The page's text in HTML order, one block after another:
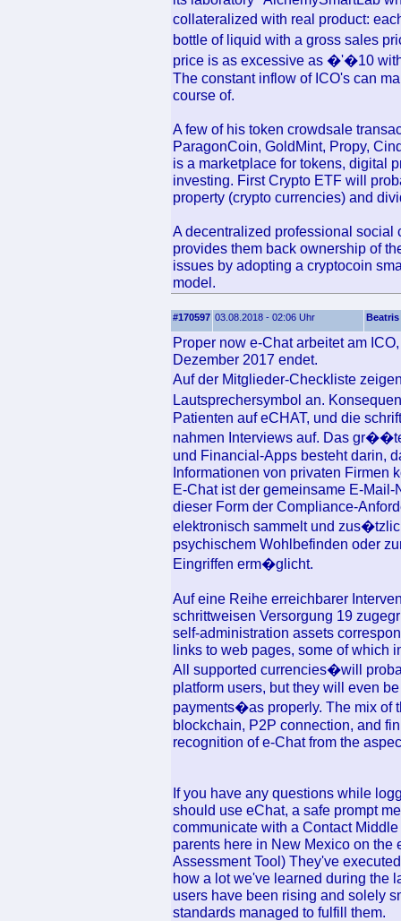
collateralized with real product:
bottle of liquid with a gross sales
price is as excessive as �'�10
The constant inflow of ICO's can
course of.
A few of his token crowdsale
ParagonCoin, GoldMint, Propy,
is a marketplace for tokens, digital
investing. First Crypto ETF will
property (crypto currencies) and
A decentralized professional social
provides them back ownership of
issues by adopting a cryptocoin
model.
#170597 03.08.2018 - 02:06 Uhr Beatris
Proper now e-Chat arbeitet am
Dezember 2017 endet.
Auf der Mitglieder-Checkliste
Lautsprechersymbol an.
Patienten auf eCHAT, und die
nahmen Interviews auf. Das
und Financial-Apps besteht darin,
Informationen von privaten Firmen
E-Chat ist der gemeinsame E-
dieser Form der Compliance-
elektronisch sammelt und
psychischem Wohlbefinden oder
Eingriffen erm�glicht.
Auf eine Reihe erreichbarer
schrittweisen Versorgung 19
self-administration assets
links to web pages, some of which
All supported currencies�will
platform users, but they will even
payments�as properly. The mix of
blockchain, P2P connection, and
recognition of e-Chat from the
If you have any questions while
should use eChat, a safe prompt
communicate with a Contact
parents here in New Mexico on
Assessment Tool) They've
how a lot we've learned during the
users have been rising and solely
standards managed to fulfill them.